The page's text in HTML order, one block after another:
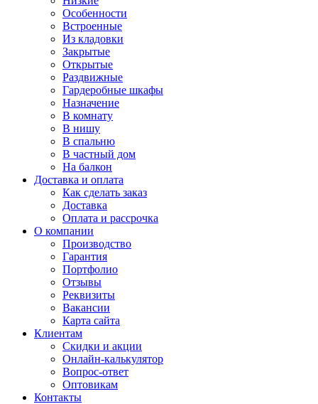
Особенности
Встроенные
Из кладовки
Закрытые
Открытые
Раздвижные
Гардеробные шкафы
Назначение
В комнату
В нишу
В спальню
В частный дом
На балкон
Доставка и оплата
Как сделать заказ
Доставка
Оплата и рассрочка
О компании
Производство
Гарантия
Портфолио
Отзывы
Реквизиты
Вакансии
Карта сайта
Клиентам
Скидки и акции
Онлайн-калькулятор
Вопрос-ответ
Оптовикам
Контакты